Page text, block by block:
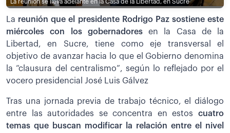
La reunión se lleva adelante en la Casa de la Libertad, en Sucre
La reunión que el presidente Rodrigo Paz sostiene este
miércoles con los gobernadores en la Casa de la
Libertad, en Sucre, tiene como eje transversal el
objetivo de avanzar hacia lo que el Gobierno denomina
la “clausura del centralismo”, según lo reflejado por el
vocero presidencial José Luis Gálvez
Tras una jornada previa de trabajo técnico, el diálogo
entre las autoridades se concentra en estos cuatro
temas que buscan modificar la relación entre el nivel